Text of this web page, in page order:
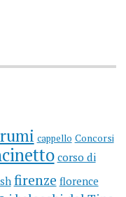
cappello Concorsi
corso di
firenze florence